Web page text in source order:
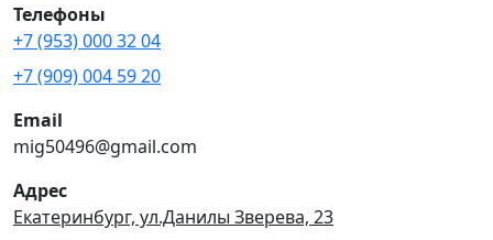
Телефоны
+7 (953) 000 32 04
+7 (909) 004 59 20
Email
mig50496@gmail.com
Адрес
Екатеринбург, ул.Данилы Зверева, 23